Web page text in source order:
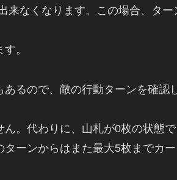
なくなります。この場合、ター
。
るので、敵の行動ターンを確認
。代わりに、山札が0枚の状態
ーンからはまた最大5枚までカー